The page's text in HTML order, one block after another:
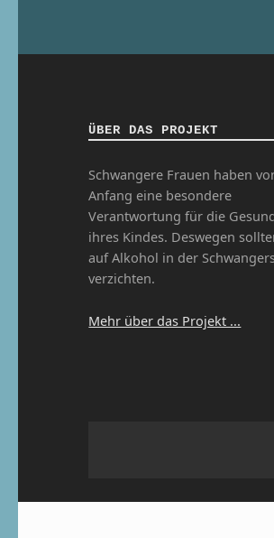
ÜBER DAS PROJEKT
Schwangere Frauen haben
Anfang eine besondere
Verantwortung für die
ihres Kindes. Deswegen
auf Alkohol in der
verzichten.
Mehr über das Projekt ...